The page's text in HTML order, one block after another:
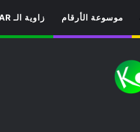
موسوعة الأرقام زاوية الـ VAR